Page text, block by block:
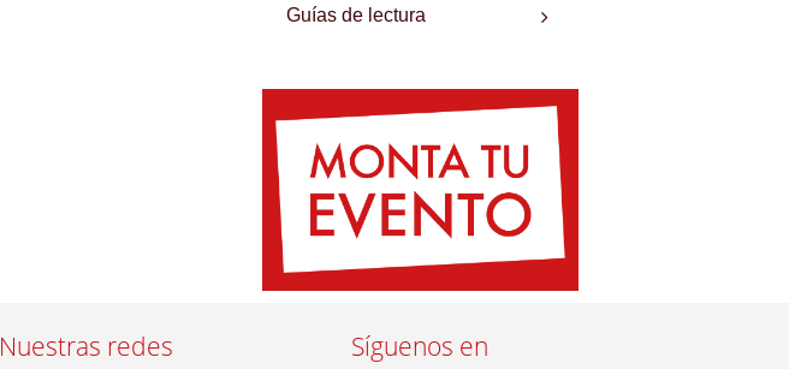
Guías de lectura
Nuestras redes Síguenos en